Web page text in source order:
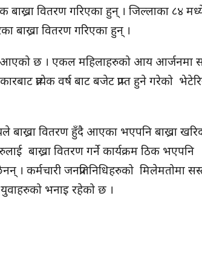
वितरण गरिएका हुन् । जिल्लाका ८४
वितरण गरिएका हुन् ।
आएको छ । एकल महिलाहरुको आय आर्जनमा
प्रत्येक वर्ष बाट बजेट प्राप्त हुने गरेको
बाख्रा वितरण हुँदै आएका भएपनि बाख्रा
बाख्रा वितरण गर्ने कार्यक्रम ठिक भएपनि
। कर्मचारी जनप्रतिनिधिहरुको मिलेमतोमा
युवाहरुको भनाइ रहेको छ ।